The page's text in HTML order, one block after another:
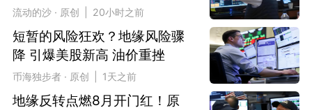
流动的沙 · 原创 | 20小时之前
短暂的风险狂欢？地缘风险骤
降 引爆美股新高 油价重挫
币海独步者 · 原创 | 1天之前
地缘反转点燃8月开门红！原